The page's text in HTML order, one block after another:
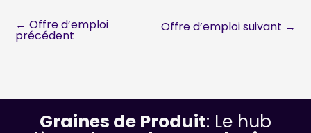
← Offre d’emploi
précédent
Offre d’emploi suivant →
Graines de Produit: Le hub